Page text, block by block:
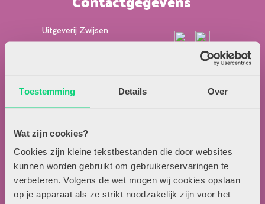
Toestemming Details Over
Wat zijn cookies?
Cookies zijn kleine tekstbestanden die door websites
kunnen worden gebruikt om gebruikerservaringen te
verbeteren. Volgens de wet mogen wij cookies opslaan
op je apparaat als ze strikt noodzakelijk zijn voor het
Over HJK
Artikel insturen
Adverteren in HJK
Uitgeverij Zwijsen
T.a.v. redactie HJK
013-5838800
contact@hjk-online.nl